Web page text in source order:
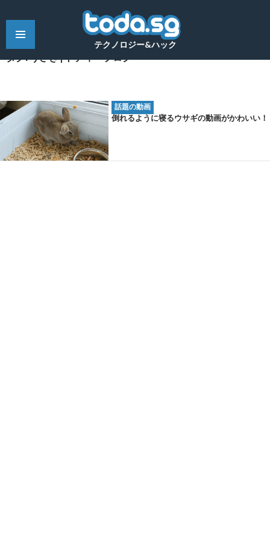
テクノロジー&ハック
タグ: うさぎ | トディーブログ
話題の動画
倒れるように寝るウサギの動画がかわいい！